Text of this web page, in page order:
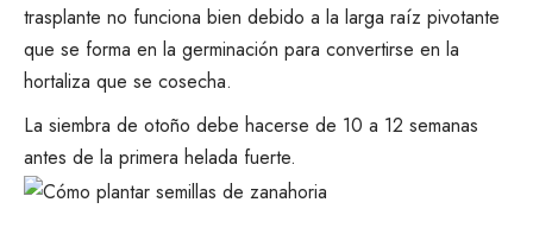
trasplante no funciona bien debido a la larga raíz pivotante
que se forma en la germinación para convertirse en la
hortaliza que se cosecha.
La siembra de otoño debe hacerse de 10 a 12 semanas
antes de la primera helada fuerte.